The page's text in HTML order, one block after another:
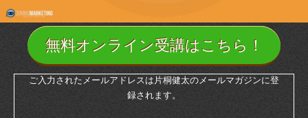
無料オンライン受講はこちら！
ご入力されたメールアドレスは片桐健太のメールマガジンに登
録されます。